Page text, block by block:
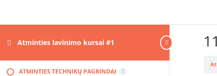
Atminties lavinimo kursai #1
ATMINTIES TECHNIKŲ PAGRINDAI